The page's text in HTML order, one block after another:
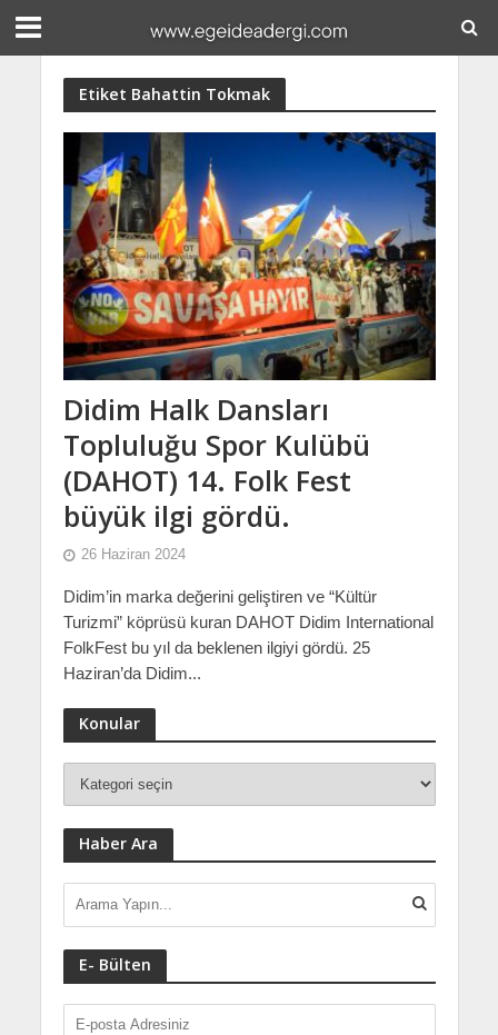
Etiket Bahattin Tokmak
Didim Halk Dansları
Topluluğu Spor Kulübü
(DAHOT) 14. Folk Fest
büyük ilgi gördü.
26 Haziran 2024
Didim’in marka değerini geliştiren ve “Kültür
Turizmi” köprüsü kuran DAHOT Didim International
FolkFest bu yıl da beklenen ilgiyi gördü. 25
Haziran’da Didim...
Konular
Haber Ara
E- Bülten